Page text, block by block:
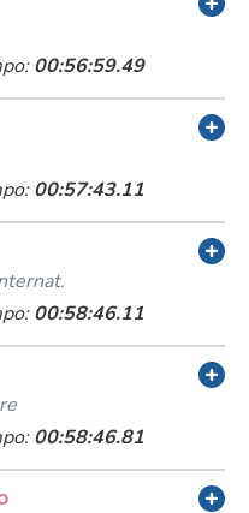
00:56:59.49
00:57:43.11
00:58:46.11
00:58:46.81